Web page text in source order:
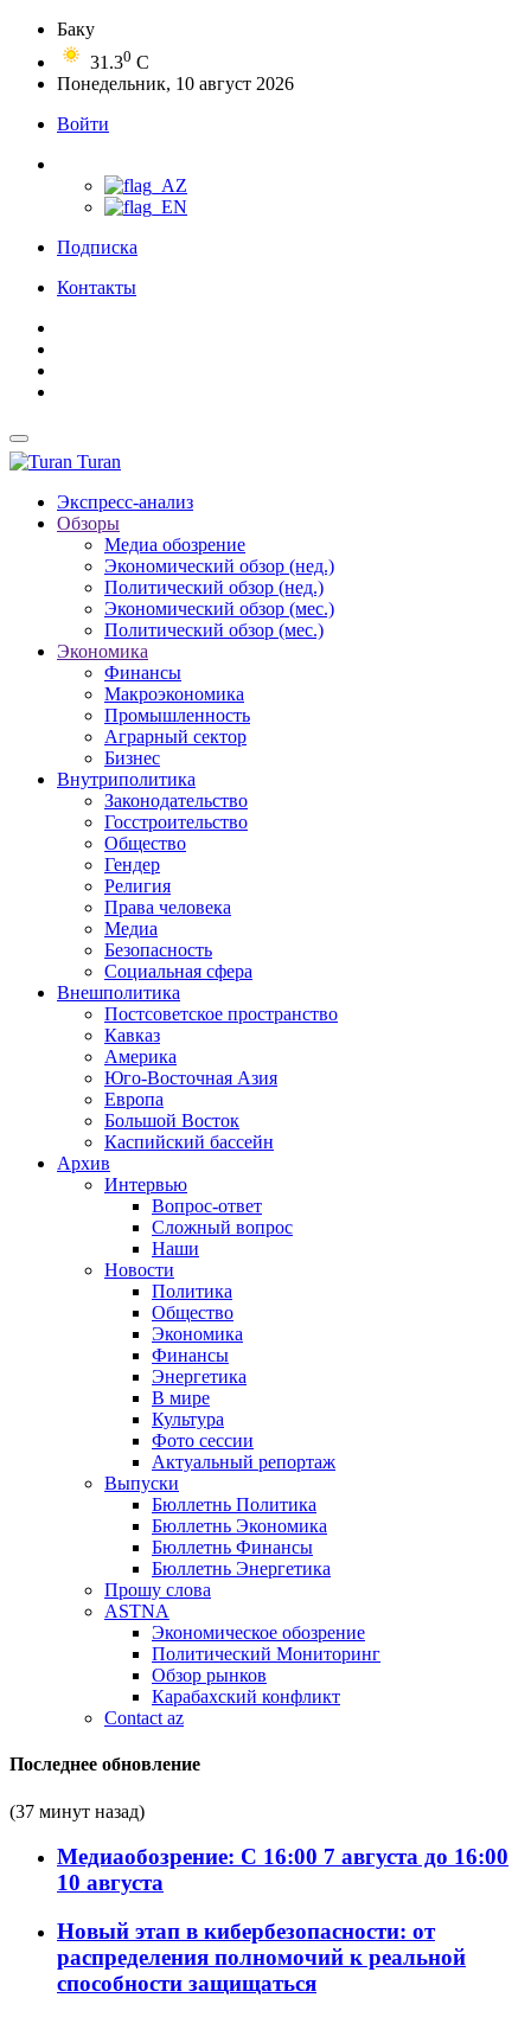
Баку
31.30 C
Понедельник, 10 август 2026
Войти
Подписка
Контакты
Turan
Экспресс-анализ
Обзоры
Медиа обозрение
Экономический обзор (нед.)
Политический обзор (нед.)
Экономический обзор (мес.)
Политический обзор (мес.)
Экономика
Финансы
Макроэкономика
Промышленность
Аграрный сектор
Бизнес
Внутриполитика
Законодательство
Госстроительство
Общество
Гендер
Религия
Права человека
Медиа
Безопасность
Социальная сфера
Внешполитика
Постсоветское пространство
Кавказ
Америка
Юго-Восточная Азия
Европа
Большой Восток
Каспийский бассейн
Архив
Интервью
Вопрос-ответ
Сложный вопрос
Наши
Новости
Политика
Общество
Экономика
Финансы
Энергетика
В мире
Культура
Фото сессии
Актуальный репортаж
Выпуски
Бюллетнь Политика
Бюллетнь Экономика
Бюллетнь Финансы
Бюллетнь Энергетика
Прошу слова
ASTNA
Экономическое обозрение
Политический Мониторинг
Обзор рынков
Карабахский конфликт
Contact az
Последнее обновление
(37 минут назад)
Медиаобозрение: С 16:00 7 августа до 16:00
10 августа
Новый этап в кибербезопасности: от
распределения полномочий к реальной
способности защищаться